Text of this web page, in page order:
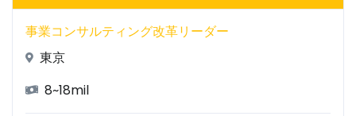
事業コンサルティング改革リーダー
東京
8~18mil